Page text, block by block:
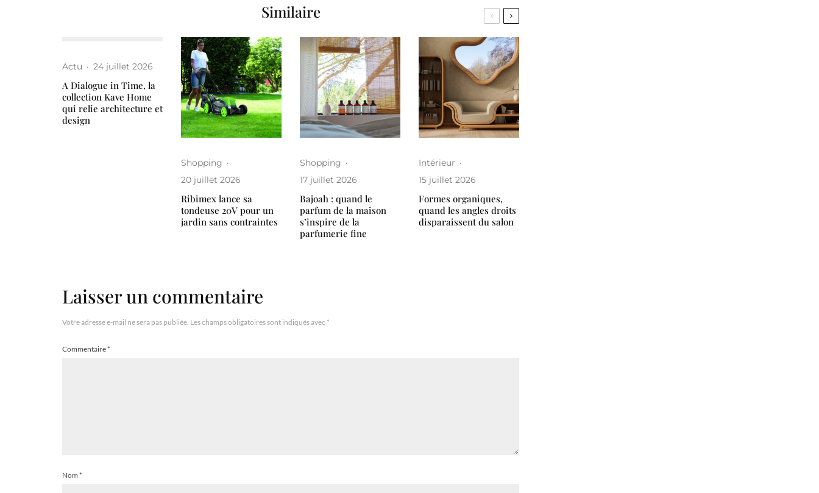
Similaire
Actu · 24 juillet 2026
A Dialogue in Time, la
collection Kave Home
qui relie architecture et
design
Shopping ·
20 juillet 2026
Ribimex lance sa
tondeuse 20V pour un
jardin sans contraintes
Shopping ·
17 juillet 2026
Bajoah : quand le
parfum de la maison
s’inspire de la
parfumerie fine
Intérieur ·
15 juillet 2026
Formes organiques,
quand les angles droits
disparaissent du salon
Laisser un commentaire
Votre adresse e-mail ne sera pas publiée. Les champs obligatoires sont indiqués avec *
Commentaire*
Nom *